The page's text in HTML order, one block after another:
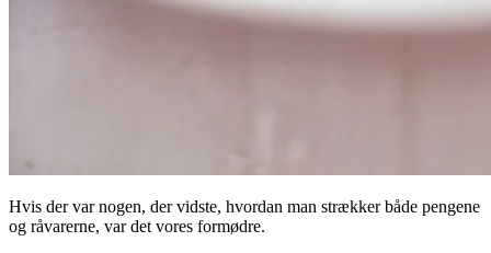
Hvis der var nogen, der vidste, hvordan man strækker både pengene
og råvarerne, var det vores formødre.